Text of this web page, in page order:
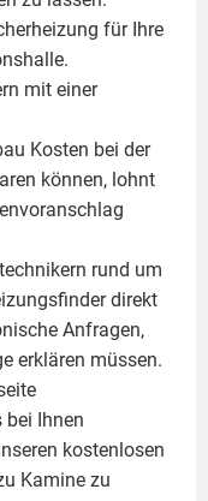
für Ihre
mit einer
Kosten bei der
können, lohnt
rund um
direkt
Anfragen,
erklären müssen.
bei Ihnen
kostenlosen
Kamine zu